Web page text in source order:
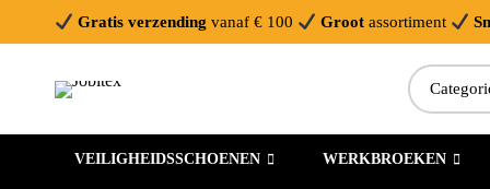
Gratis verzending vanaf € 100 Groot assortiment
VEILIGHEIDSSCHOENEN WERKBROEKEN